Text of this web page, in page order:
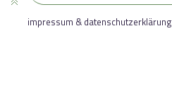
impressum & datenschutzerklärung